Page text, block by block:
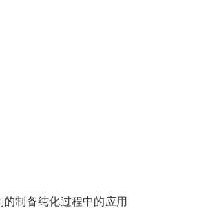
制备纯化过程中的应用